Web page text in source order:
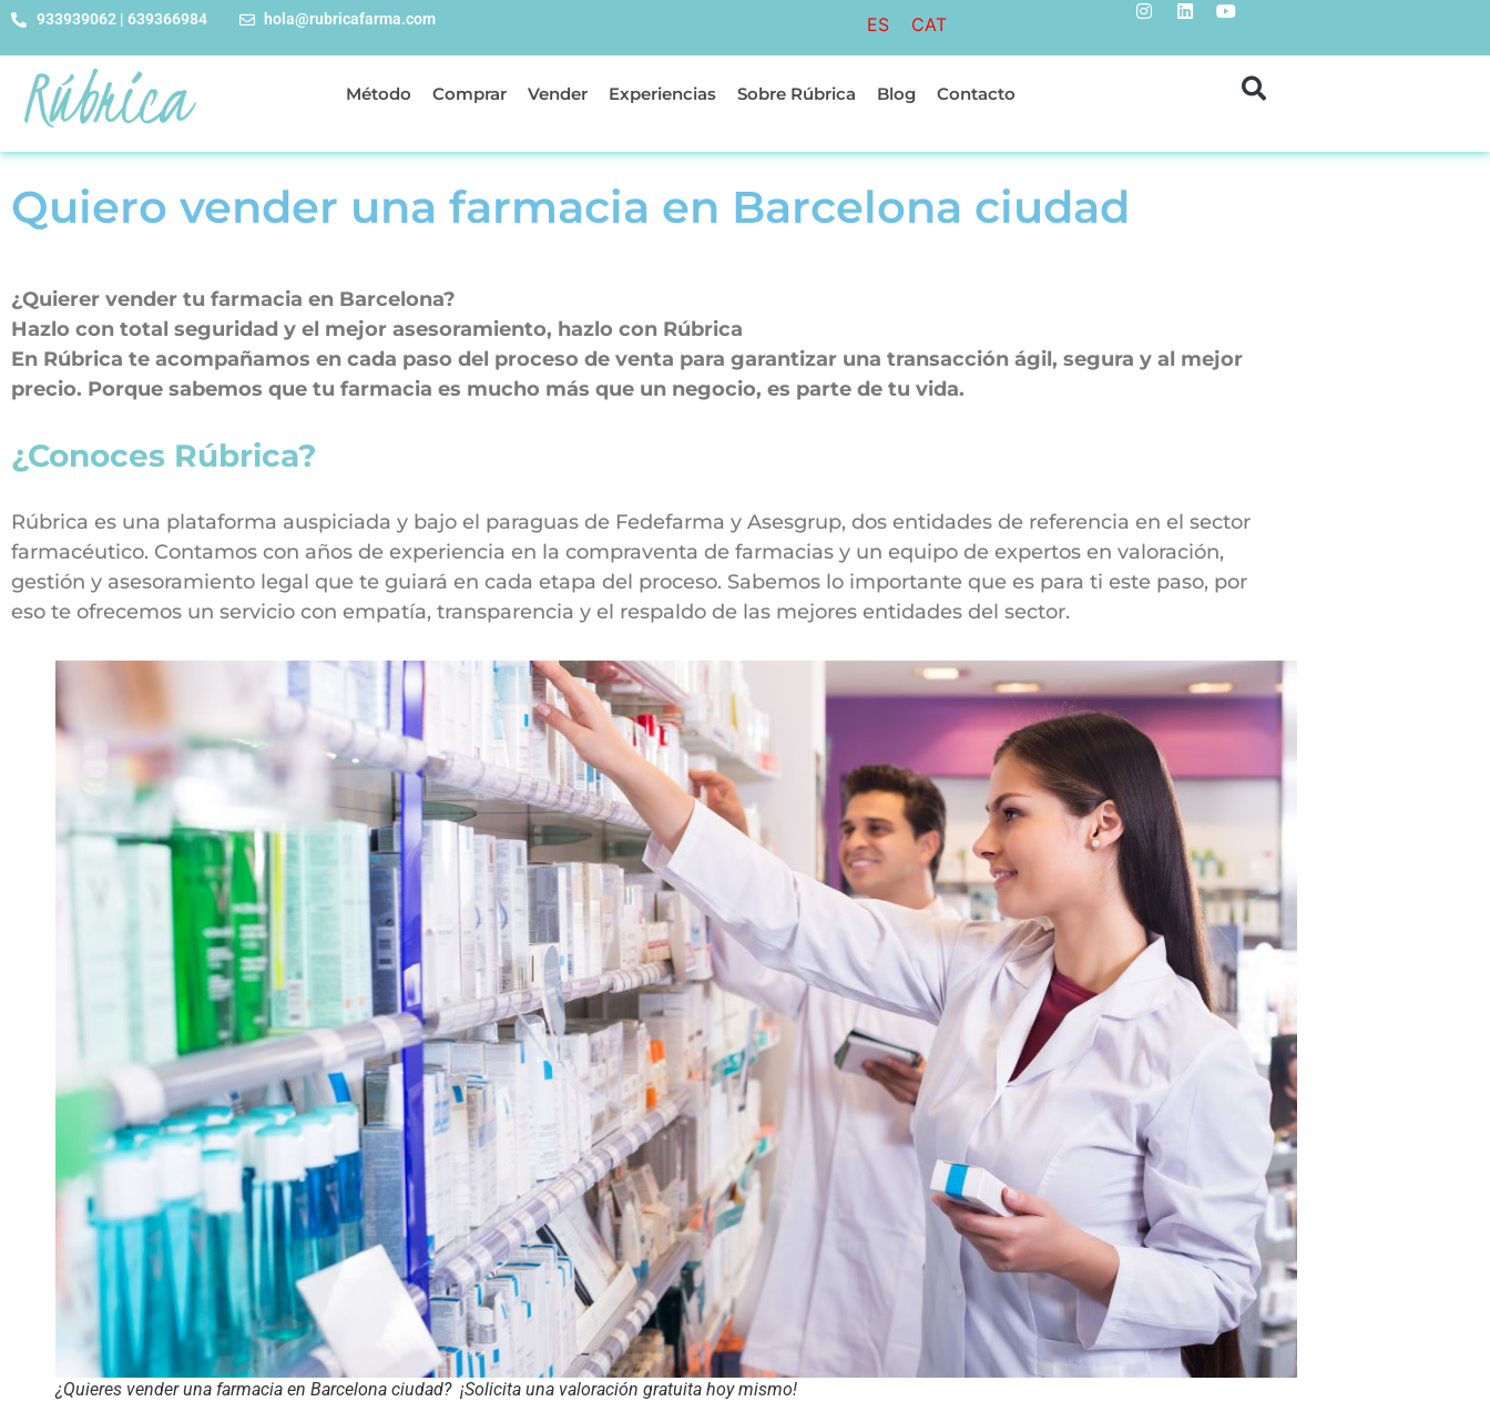
933939062 | 639366984 hola@rubricafarma.com ES CAT
Método Comprar Vender Experiencias Sobre Rúbrica Blog Contacto
Quiero vender una farmacia en Barcelona ciudad
¿Quierer vender tu farmacia en Barcelona?
Hazlo con total seguridad y el mejor asesoramiento, hazlo con Rúbrica
En Rúbrica te acompañamos en cada paso del proceso de venta para garantizar una transacción ágil, segura y al mejor
precio. Porque sabemos que tu farmacia es mucho más que un negocio, es parte de tu vida.
¿Conoces Rúbrica?
Rúbrica es una plataforma auspiciada y bajo el paraguas de Fedefarma y Asesgrup, dos entidades de referencia en el sector
farmacéutico. Contamos con años de experiencia en la compraventa de farmacias y un equipo de expertos en valoración,
gestión y asesoramiento legal que te guiará en cada etapa del proceso. Sabemos lo importante que es para ti este paso, por
eso te ofrecemos un servicio con empatía, transparencia y el respaldo de las mejores entidades del sector.
¿Quieres vender una farmacia en Barcelona ciudad? ¡Solicita una valoración gratuita hoy mismo!